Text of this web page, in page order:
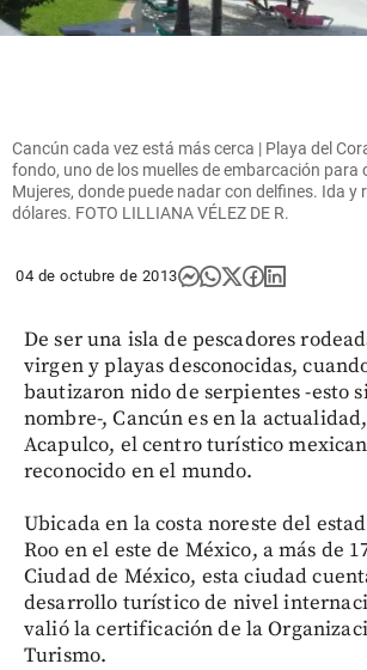
Cancún cada vez está más cerca | Playa del
fondo, uno de los muelles de embarcación para
Mujeres, donde puede nadar con delfines. Ida y
dólares. FOTO LILLIANA VÉLEZ DE R.
04 de octubre de 2013
De ser una isla de pescadores
virgen y playas desconocidas,
bautizaron nido de serpientes -esto
nombre-, Cancún es en la
Acapulco, el centro turístico
reconocido en el mundo.
Ubicada en la costa noreste del
Roo en el este de México, a más de
Ciudad de México, esta ciudad
desarrollo turístico de nivel
valió la certificación de la
Turismo.